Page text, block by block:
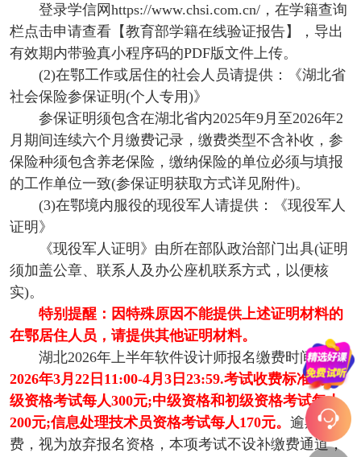
登录学信网https://www.chsi.com.cn/，在学籍查询
栏点击申请查看【教育部学籍在线验证报告】，导出
有效期内带验真小程序码的PDF版文件上传。
(2)在鄂工作或居住的社会人员请提供：《湖北省
社会保险参保证明(个人专用)》
参保证明须包含在湖北省内2025年9月至2026年2
月期间连续六个月缴费记录，缴费类型不含补收，参
保险种须包含养老保险，缴纳保险的单位必须与填报
的工作单位一致(参保证明获取方式详见附件)。
(3)在鄂境内服役的现役军人请提供：《现役军人
证明》
《现役军人证明》由所在部队政治部门出具(证明
须加盖公章、联系人及办公座机联系方式，以便核
实)。
特别提醒：因特殊原因不能提供上述证明材料的
在鄂居住人员，请提供其他证明材料。
湖北2026年上半年软件设计师报名缴费时间为
2026年3月22日11:00-4月3日23:59.考试收费标准为高
级资格考试每人300元;中级资格和初级资格考试每人
200元;信息处理技术员资格考试每人170元。 逾期不缴
费，视为放弃报名资格，本项考试不设补缴费通道，